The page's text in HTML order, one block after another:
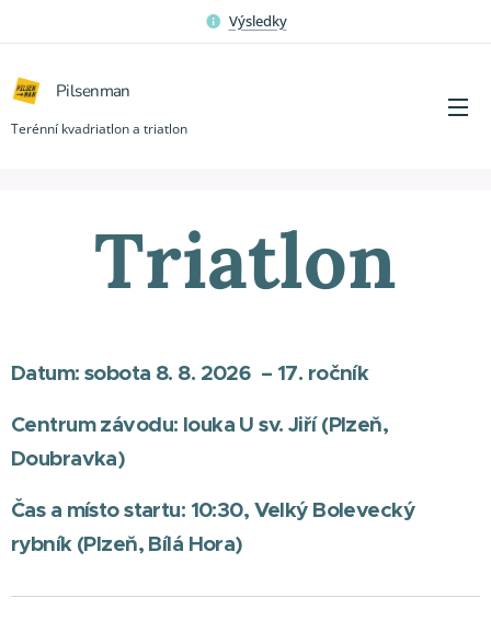
Výsledky
Pilsenman
Terénní kvadriatlon a triatlon
Triatlon
Datum: sobota 8. 8. 2026 – 17. ročník
Centrum závodu: louka U sv. Jiří (Plzeň,
Doubravka)
Čas a místo startu: 10:30, Velký Bolevecký
rybník (Plzeň, Bílá Hora)